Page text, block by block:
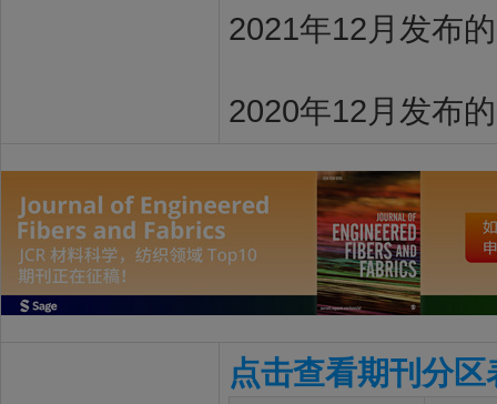
2021年12月发布
2020年12月发布
点击查看期刊分区